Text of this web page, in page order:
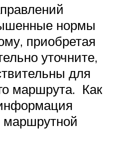
нормы
приобретая
уточните,
для
маршрута. Как
маршрутной